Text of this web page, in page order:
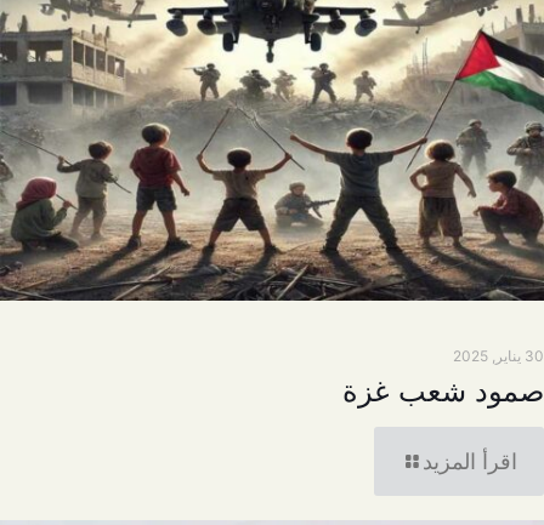
30 يناير, 2025
صمود شعب غزة
اقرأ المزيد